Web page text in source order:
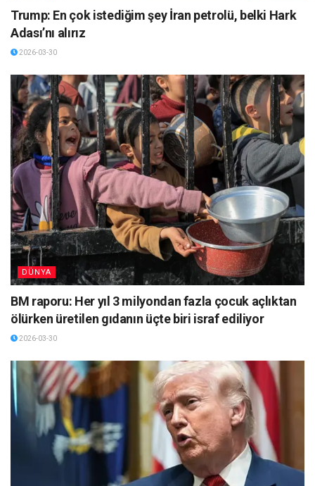
Trump: En çok istediğim şey İran petrolü, belki Hark
Adası’nı alırız
2026-03-30
DÜNYA
BM raporu: Her yıl 3 milyondan fazla çocuk açlıktan
ölürken üretilen gıdanın üçte biri israf ediliyor
2026-03-30